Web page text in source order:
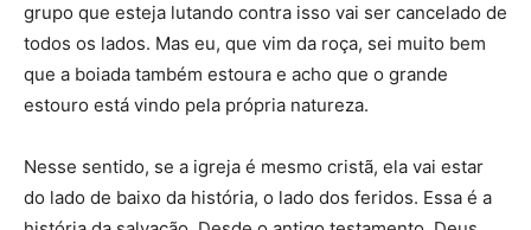
grupo que esteja lutando contra isso vai ser cancelado de
todos os lados. Mas eu, que vim da roça, sei muito bem
que a boiada também estoura e acho que o grande
estouro está vindo pela própria natureza.
Nesse sentido, se a igreja é mesmo cristã, ela vai estar
do lado de baixo da história, o lado dos feridos. Essa é a